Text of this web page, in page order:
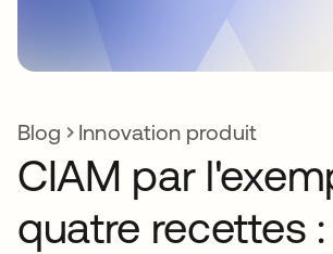
Blog Innovation produit
CIAM par
quatre recettes :